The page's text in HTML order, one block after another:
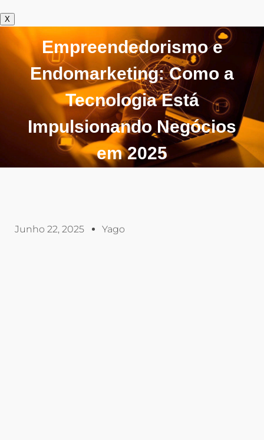
X
Empreendedorismo e
Endomarketing: Como a
Tecnologia Está
Impulsionando Negócios
em 2025
Junho 22, 2025 Yago